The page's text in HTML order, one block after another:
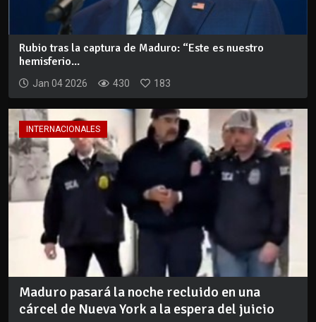
Rubio tras la captura de Maduro: “Este es nuestro
hemisferio...
Jan 04 2026 430 183
INTERNACIONALES
Maduro pasará la noche recluido en una
cárcel de Nueva York a la espera del juicio